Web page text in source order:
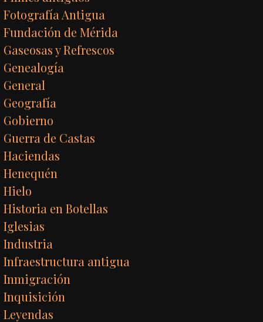
Fotografía Antigua
Fundación de Mérida
Gaseosas y Refrescos
Genealogía
General
Geografía
Gobierno
Guerra de Castas
Haciendas
Henequén
Hielo
Historia en Botellas
Iglesias
Industria
Infraestructura antigua
Inmigración
Inquisición
Leyendas